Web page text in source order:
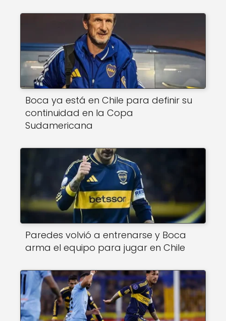
Boca ya está en Chile para definir su
continuidad en la Copa
Sudamericana
Paredes volvió a entrenarse y Boca
arma el equipo para jugar en Chile